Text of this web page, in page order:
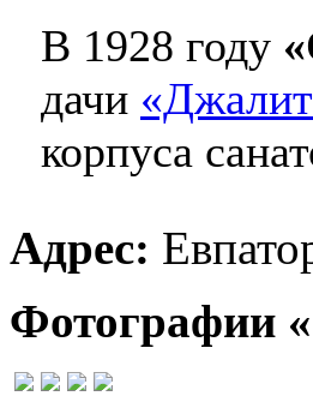
В 1928 году
дачи
корпуса
Адрес:
Фотографии